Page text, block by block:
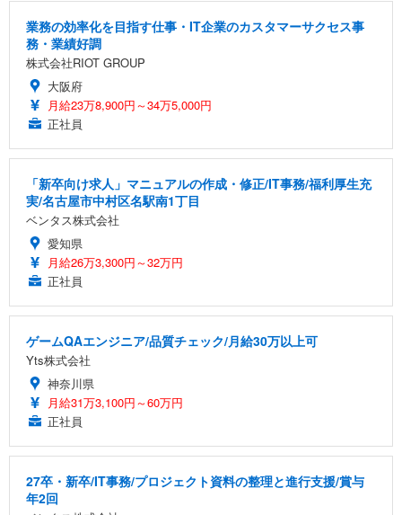
業務の効率化を目指す仕事・IT企業のカスタマーサクセス事
務・業績好調
株式会社RIOT GROUP
大阪府
月給23万8,900円～34万5,000円
正社員
「新卒向け求人」マニュアルの作成・修正/IT事務/福利厚生充
実/名古屋市中村区名駅南1丁目
ベンタス株式会社
愛知県
月給26万3,300円～32万円
正社員
ゲームQAエンジニア/品質チェック/月給30万以上可
Yts株式会社
神奈川県
月給31万3,100円～60万円
正社員
27卒・新卒/IT事務/プロジェクト資料の整理と進行支援/賞与
年2回